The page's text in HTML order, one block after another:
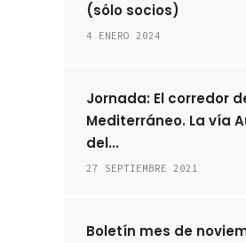
(sólo socios)
4 ENERO 2024
Jornada: El corredor
Mediterráneo. La vía
del...
27 SEPTIEMBRE 2021
Boletín mes de